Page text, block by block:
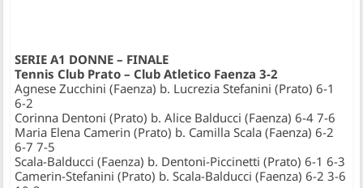
SERIE A1 DONNE – FINALE
Tennis Club Prato – Club Atletico Faenza 3-2
Agnese Zucchini (Faenza) b. Lucrezia Stefanini (Prato) 6-1
6-2
Corinna Dentoni (Prato) b. Alice Balducci (Faenza) 6-4 7-6
Maria Elena Camerin (Prato) b. Camilla Scala (Faenza) 6-2
6-7 7-5
Scala-Balducci (Faenza) b. Dentoni-Piccinetti (Prato) 6-1 6-3
Camerin-Stefanini (Prato) b. Scala-Balducci (Faenza) 6-2 3-6